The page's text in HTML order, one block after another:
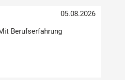
05.08.2026
Berufserfahrung